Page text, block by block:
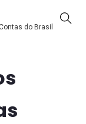
do Brasil